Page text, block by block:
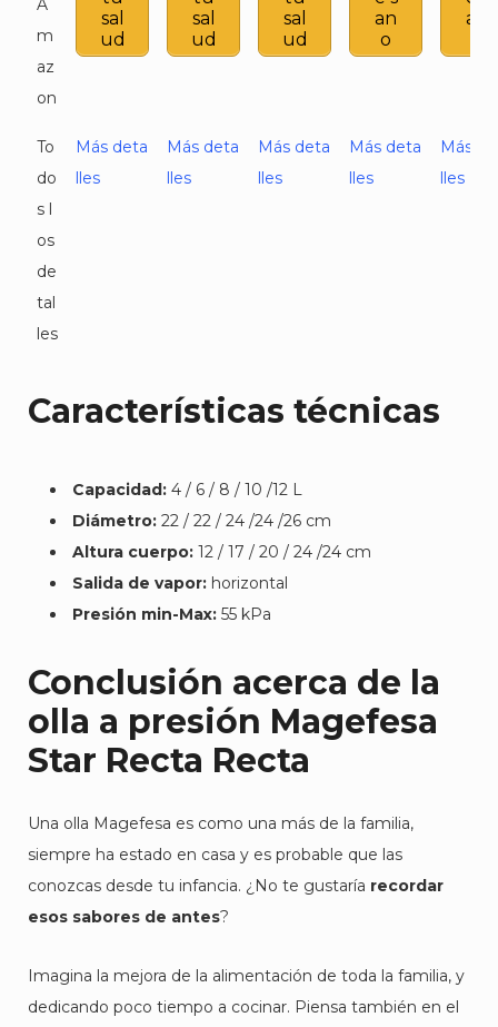
A
m
az
on
sal
ud
sal
ud
sal
ud
an
o
an
To
do
s l
os
de
tal
les
Más deta
lles
Más deta
lles
Más deta
lles
Más deta
lles
Más
lles
Características técnicas
Capacidad: 4 / 6 / 8 / 10 /12 L
Diámetro: 22 / 22 / 24 /24 /26 cm
Altura cuerpo: 12 / 17 / 20 / 24 /24 cm
Salida de vapor: horizontal
Presión min-Max: 55 kPa
Conclusión acerca de la
olla a presión Magefesa
Star Recta Recta
Una olla Magefesa es como una más de la familia,
siempre ha estado en casa y es probable que las
conozcas desde tu infancia. ¿No te gustaría recordar
esos sabores de antes?
Imagina la mejora de la alimentación de toda la familia, y
dedicando poco tiempo a cocinar. Piensa también en el